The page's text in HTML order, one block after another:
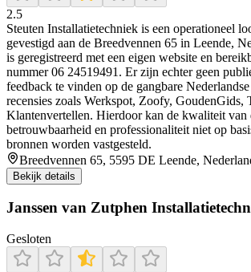
2.5
Steuten Installatietechniek is een operationeel
gevestigd aan de Breedvennen 65 in Leende,
is geregistreerd met een eigen website en
nummer 06 24519491. Er zijn echter geen
feedback te vinden op de gangbare
recensies zoals Werkspot, Zoofy, GoudenGids,
Klantenvertellen. Hierdoor kan de kwaliteit van
betrouwbaarheid en professionaliteit niet op
bronnen worden vastgesteld.
Breedvennen 65, 5595 DE Leende,
Bekijk details
Janssen van Zutphen
Gesloten